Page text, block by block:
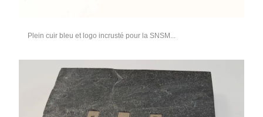
Plein cuir bleu et logo incrusté pour la SNSM...